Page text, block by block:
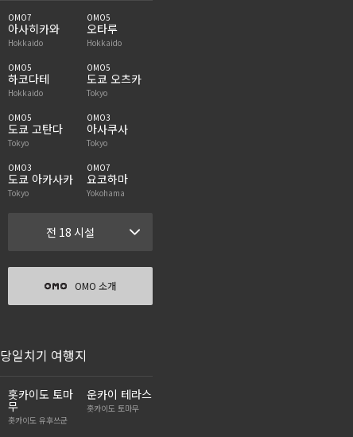
OMO7
아사히카와
Hokkaido
OMO5
오타루
Hokkaido
OMO5
하코다테
Hokkaido
OMO5
도쿄 오츠카
Tokyo
OMO5
도쿄 고탄다
Tokyo
OMO3
아사쿠사
Tokyo
OMO3
도쿄 아카사카
Tokyo
OMO7
요코하마
Yokohama
전 18 시설
OMO 소개
당일치기 여행지
홋카이도 토마
무
홋카이도 유후쓰군
운카이 테라스
홋카이도 토마무